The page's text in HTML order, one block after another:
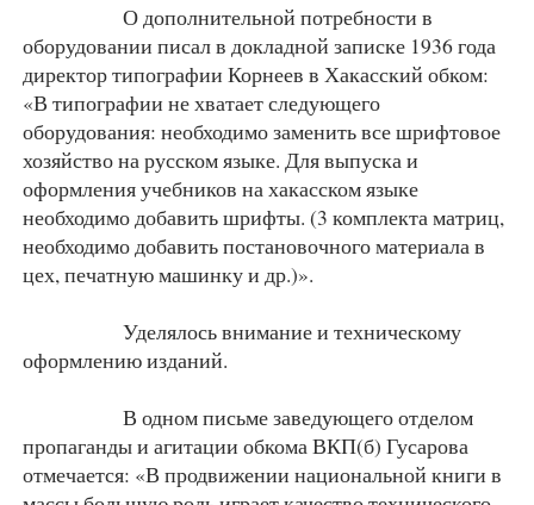
О дополнительной потребности в
оборудовании писал в докладной записке 1936 года
директор типографии Корнеев в Хакасский обком:
«В типографии не хватает следующего
оборудования: необходимо заменить все шрифтовое
хозяйство на русском языке. Для выпуска и
оформления учебников на хакасском языке
необходимо добавить шрифты. (3 комплекта матриц,
необходимо добавить постановочного материала в
цех, печатную машинку и др.)».
Уделялось внимание и техническому
оформлению изданий.
В одном письме заведующего отделом
пропаганды и агитации обкома ВКП(б) Гусарова
отмечается: «В продвижении национальной книги в